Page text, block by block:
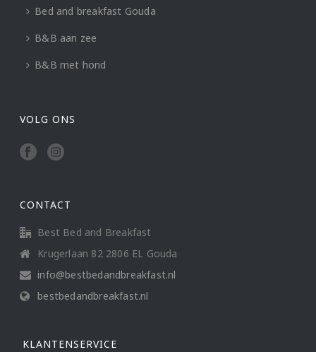
Bed and breakfast Gouda
B&B aan zee
B&B met hond
VOLG ONS
CONTACT
Best Bed and Breakfast
Krugerlaan 82 2806 EL Gouda
info@bestbedandbreakfast.nl
bestbedandbreakfast.nl
KLANTENSERVICE